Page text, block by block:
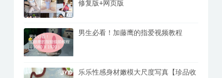
修复版+网页版
男生必看！加藤鹰的指爱视频教程
乐乐性感身材嫩模大尺度写真【珍品收